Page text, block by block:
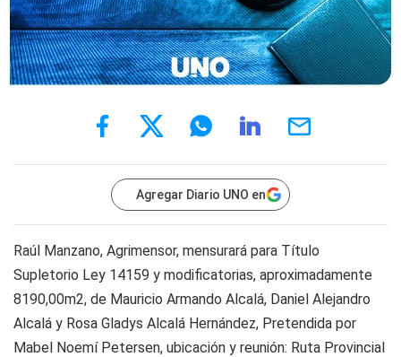
Agregar Diario UNO en
Raúl Manzano, Agrimensor, mensurará para Título
Supletorio Ley 14159 y modificatorias, aproximadamente
8190,00m2, de Mauricio Armando Alcalá, Daniel Alejandro
Alcalá y Rosa Gladys Alcalá Hernández, Pretendida por
Mabel Noemí Petersen, ubicación y reunión: Ruta Provincial